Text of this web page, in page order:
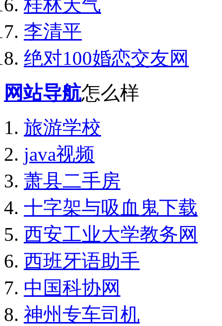
桂林天气
李清平
绝对100婚恋交友网
网站导航怎么样
旅游学校
java视频
萧县二手房
十字架与吸血鬼下载
西安工业大学教务网
西班牙语助手
中国科协网
神州专车司机